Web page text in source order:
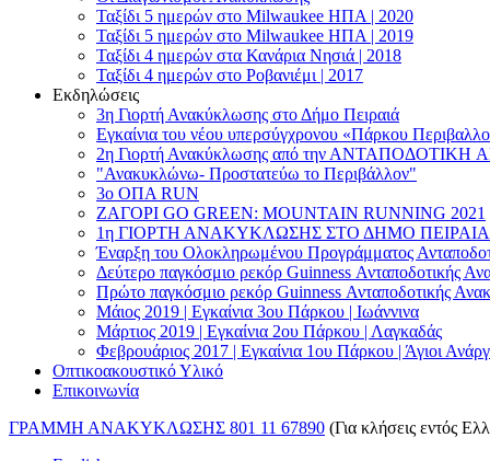
Ταξίδι 5 ημερών στο Milwaukee HΠΑ | 2020
Ταξίδι 5 ημερών στο Milwaukee HΠΑ | 2019
Ταξίδι 4 ημερών στα Κανάρια Νησιά | 2018
Ταξίδι 4 ημερών στο Ροβανιέμι | 2017
Εκδηλώσεις
3η Γιορτή Ανακύκλωσης στο Δήμο Πειραιά
Εγκαίνια του νέου υπερσύγχρονου «Πάρκου
2η Γιορτή Ανακύκλωσης από την ΑΝΤΑΠΟΔΟΤΙΚΗ
"Ανακυκλώνω- Προστατεύω το Περιβάλλον"
3o ΟΠΑ RUN
ZΑΓΟΡΙ GO GREEN: MOUNTAIN RUNNING 2021
1η ΓΙΟΡΤΗ ΑΝΑΚΥΚΛΩΣΗΣ ΣΤΟ ΔΗΜΟ ΠΕΙΡΑΙΑ
Έναρξη του Ολοκληρωμένου Προγράμματος
Δεύτερο παγκόσμιο ρεκόρ Guinness Ανταποδοτικής
Πρώτο παγκόσμιο ρεκόρ Guinness Ανταποδοτικής
Μάιος 2019 | Εγκαίνια 3ου Πάρκου | Ιωάννινα
Μάρτιος 2019 | Εγκαίνια 2ου Πάρκου | Λαγκαδάς
Φεβρουάριος 2017 | Εγκαίνια 1ου Πάρκου | Άγιοι
Οπτικοακουστικό Υλικό
Επικοινωνία
ΓΡΑΜΜΗ ΑΝΑΚΥΚΛΩΣΗΣ 801 11 67890 (Για κλήσεις εντός